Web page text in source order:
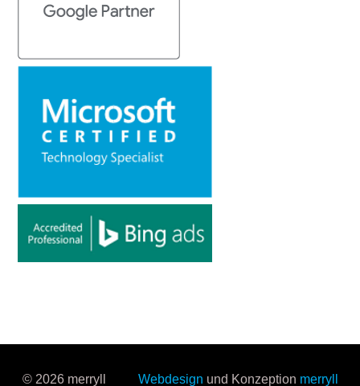
© 2026 merryll Webdesign und Konzeption merryll